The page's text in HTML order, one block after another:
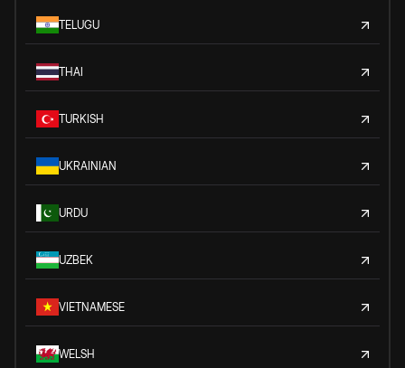
TELUGU
THAI
TURKISH
UKRAINIAN
URDU
UZBEK
VIETNAMESE
WELSH